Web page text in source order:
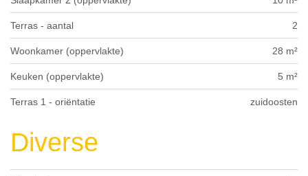
Terras - aantal 2
Woonkamer (oppervlakte) 28 m²
Keuken (oppervlakte) 5 m²
Terras 1 - oriëntatie zuidoosten
Diverse